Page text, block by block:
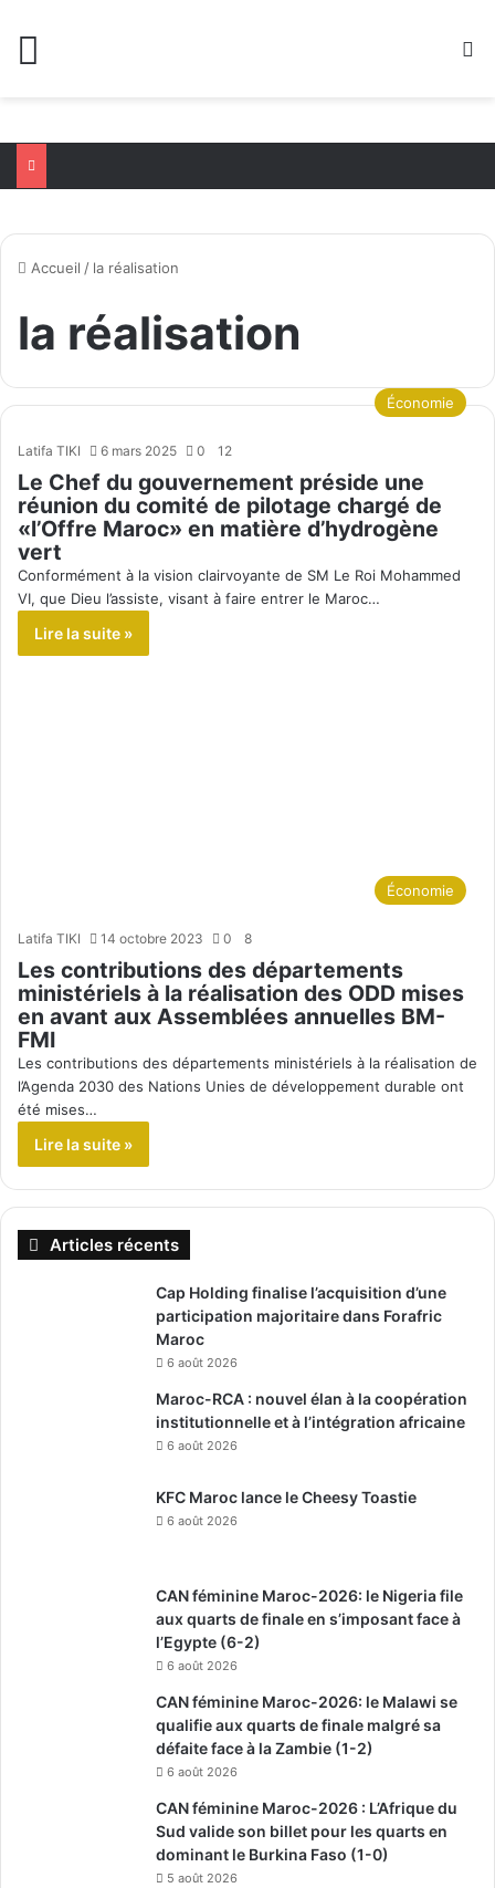
Accueil / la réalisation
la réalisation
Économie
Latifa TIKI 6 mars 2025 0 12
Le Chef du gouvernement préside une
réunion du comité de pilotage chargé de
«l’Offre Maroc» en matière d’hydrogène
vert
Conformément à la vision clairvoyante de SM Le Roi Mohammed
VI, que Dieu l’assiste, visant à faire entrer le Maroc…
Lire la suite »
Économie
Latifa TIKI 14 octobre 2023 0 8
Les contributions des départements
ministériels à la réalisation des ODD mises
en avant aux Assemblées annuelles BM-
FMI
Les contributions des départements ministériels à la réalisation de
l’Agenda 2030 des Nations Unies de développement durable ont
été mises…
Lire la suite »
Articles récents
Cap Holding finalise l’acquisition d’une
participation majoritaire dans Forafric
Maroc
6 août 2026
Maroc-RCA : nouvel élan à la coopération
institutionnelle et à l’intégration africaine
6 août 2026
KFC Maroc lance le Cheesy Toastie
6 août 2026
CAN féminine Maroc-2026: le Nigeria file
aux quarts de finale en s’imposant face à
l’Egypte (6-2)
6 août 2026
CAN féminine Maroc-2026: le Malawi se
qualifie aux quarts de finale malgré sa
défaite face à la Zambie (1-2)
6 août 2026
CAN féminine Maroc-2026 : L’Afrique du
Sud valide son billet pour les quarts en
dominant le Burkina Faso (1-0)
5 août 2026